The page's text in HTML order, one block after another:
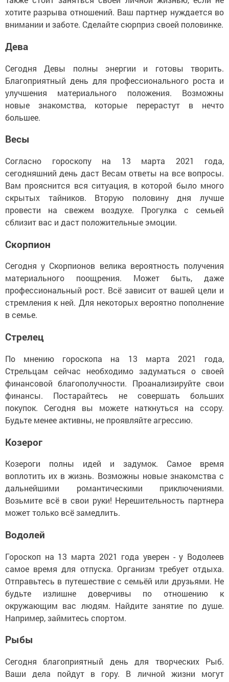
хотите разрыва отношений. Ваш партнер нуждается во
внимании и заботе. Сделайте сюрприз своей половинке.
Дева
Сегодня Девы полны энергии и готовы творить.
Благоприятный день для профессионального роста и
улучшения материального положения. Возможны
новые знакомства, которые перерастут в нечто
большее.
Весы
Согласно гороскопу на 13 марта 2021 года,
сегодняшний день даст Весам ответы на все вопросы.
Вам прояснится вся ситуация, в которой было много
скрытых тайников. Вторую половину дня лучше
провести на свежем воздухе. Прогулка с семьей
сблизит вас и даст положительные эмоции.
Скорпион
Сегодня у Скорпионов велика вероятность получения
материального поощрения. Может быть, даже
профессиональный рост. Всё зависит от вашей цели и
стремления к ней. Для некоторых вероятно пополнение
в семье.
Стрелец
По мнению гороскопа на 13 марта 2021 года,
Стрельцам сейчас необходимо задуматься о своей
финансовой благополучности. Проанализируйте свои
финансы. Постарайтесь не совершать больших
покупок. Сегодня вы можете наткнуться на ссору.
Будьте менее активны, не проявляйте агрессию.
Козерог
Козероги полны идей и задумок. Самое время
воплотить их в жизнь. Возможны новые знакомства с
дальнейшими романтическими приключениями.
Возьмите всё в свои руки! Нерешительность партнера
может только всё замедлить.
Водолей
Гороскоп на 13 марта 2021 года уверен - у Водолеев
самое время для отпуска. Организм требует отдыха.
Отправьтесь в путешествие с семьёй или друзьями. Не
будьте излишне доверчивы по отношению к
окружающим вас людям. Найдите занятие по душе.
Например, займитесь спортом.
Рыбы
Сегодня благоприятный день для творческих Рыб.
Ваши дела пойдут в гору. В личной жизни могут